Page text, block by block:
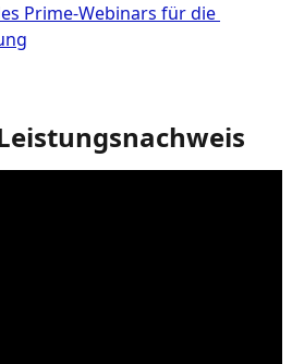
Prime-Webinars für die